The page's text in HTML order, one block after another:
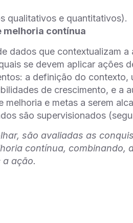
qualitativos e quantitativos).
melhoria contínua
dados que contextualizam
se devem aplicar ações
a definição do
de crescimento, e a
e metas a serem
são supervisionados
são avaliadas as
contínua, combinando,
a ação.